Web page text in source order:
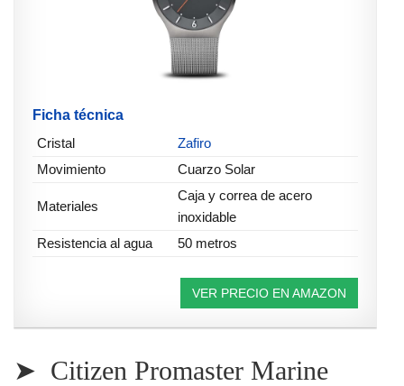
Ficha técnica
Cristal
Zafiro
Movimiento
Cuarzo Solar
Materiales
Caja y correa de acero
inoxidable
Resistencia al agua
50 metros
VER PRECIO EN AMAZON
➤ Citizen Promaster Marine